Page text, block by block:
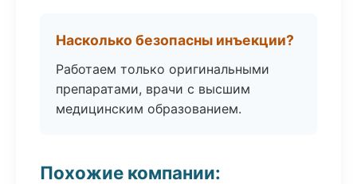
Насколько безопасны инъекции?
Работаем только оригинальными
препаратами, врачи с высшим
медицинским образованием.
Похожие компании: